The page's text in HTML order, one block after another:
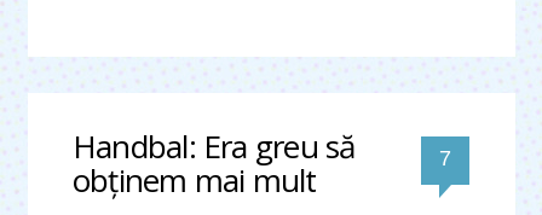
Handbal: Era greu să
obţinem mai mult 7